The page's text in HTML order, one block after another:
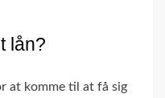
lån?
at komme til at få sig